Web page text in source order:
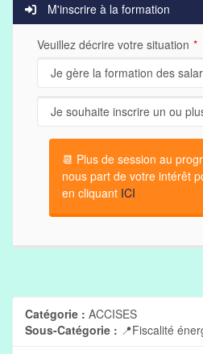
M'inscrire à la formation
Veuillez décrire votre situation
📆 Plus de session au
nous part de votre intérêt
en cliquant ICI
Catégorie : ACCISES
Sous-Catégorie : 📍Fiscalité